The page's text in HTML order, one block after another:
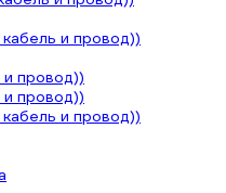
и провод))
и провод))
и провод))
и провод))